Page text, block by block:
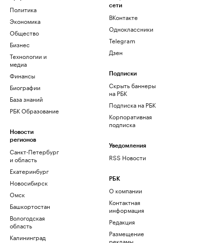
Политика
Экономика
Общество
Бизнес
Технологии и
медиа
Финансы
Биографии
База знаний
РБК Образование
Новости
регионов
Санкт-Петербург
и область
Екатеринбург
Новосибирск
Омск
Башкортостан
Вологодская
область
Калининград
сети
ВКонтакте
Одноклассники
Telegram
Дзен
Подписки
Скрыть баннеры
на РБК
Подписка на РБК
Корпоративная
подписка
Уведомления
RSS Новости
РБК
О компании
Контактная
информация
Редакция
Размещение
рекламы